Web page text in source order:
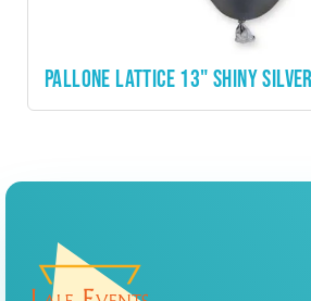
PALLONE LATTICE 13" SHINY